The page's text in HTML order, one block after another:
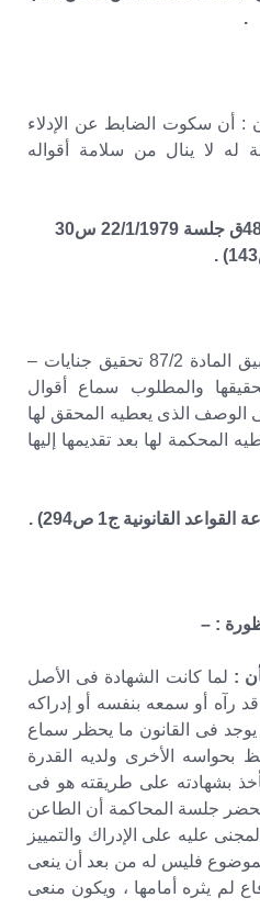
.
أن سكوت الضابط عن الإدلاء
له لا ينال من سلامة أقواله
(الطعن رقم 1604 لسنة 48ق جلسة 22/1/1979 س30
.
وبأنه ” إن المرجع – عند تطبيق المادة 87/2 تحقيق جنايات –
والمطلوب سماع أقوال
الوصف الذى يعطيه المحقق لها
المحكمة لها بعد تقديمها إليها
: –
: لما كانت الشهادة فى الأصل
رآه أو سمعه بنفسه أو إدراكه
فى القانون ما يحظر سماع
بحواسه الأخرى ولديه القدرة
بشهادته على طريقته هو فى
محضر جلسة المحاكمة أن الطاعن
عليه على الإدراك والتمييز
فليس له من بعد أن ينعى
لم يثره أمامها ، ويكون منعى